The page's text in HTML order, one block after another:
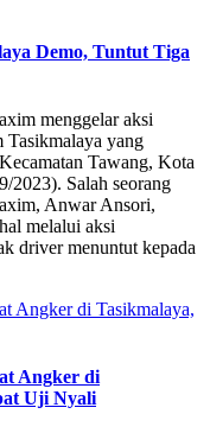
Demo, Tuntut Tiga
menggelar aksi
Tasikmalaya yang
Tawang, Kota
2023). Salah seorang
Anwar Ansori,
melalui aksi
driver menuntut kepada
Angker di
Uji Nyali